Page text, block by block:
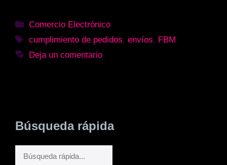
Categorías
Comercio Electrónico
Etiquetas
cumplimiento de pedidos,envíos, FBM
Deja un comentario
Búsqueda rápida